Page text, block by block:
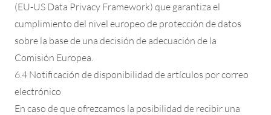
(EU-US Data Privacy Framework) que garantiza el
cumplimiento del nivel europeo de protección de datos
sobre la base de una decisión de adecuación de la
Comisión Europea.
6.4 Notificación de disponibilidad de artículos por correo
electrónico
En caso de que ofrezcamos la posibilidad de recibir una